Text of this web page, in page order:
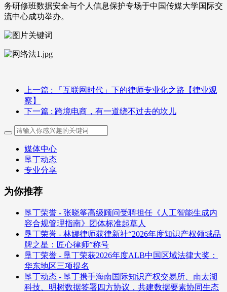
务研修班数据安全与个人信息保护专场于中国传媒大学国际交
流中心成功举办。
上一篇 : 「互联网时代」下的律师专业化之路【律业观
察】
下一篇 : 跨境电商，有一道绕不过去的坎儿
媒体中心
垦丁动态
专业分享
为你推荐
垦丁荣誉 - 张晓筝高级顾问受聘担任《人工智能生成内
容合规管理指南》团体标准起草人
垦丁荣誉 - 林娜律师获律新社“2026年度知识产权领域品
牌之星：匠心律师”称号
垦丁荣誉 - 垦丁荣获2026年度ALB中国区域法律大奖：
华东地区三项提名
垦丁动态 - 垦丁携手海南国际知识产权交易所、南太湖
科技、明树数据签署四方协议，共建数据要素协同生态